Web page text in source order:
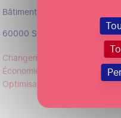
Bâtiment
60000 Saint-Maximin
Changement climatique &
Économie circulaire
Optimisation &